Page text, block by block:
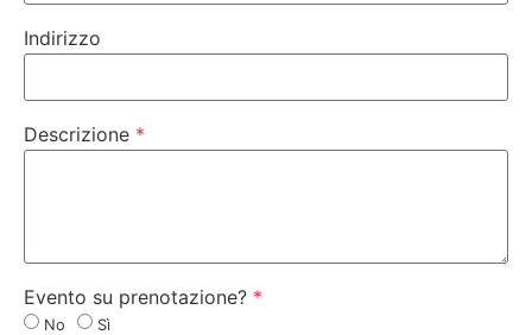
Indirizzo
Descrizione
Evento su prenotazione?
No Sì